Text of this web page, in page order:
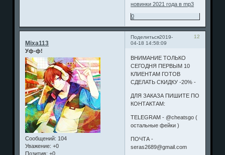
новинки 2021 года в mp3
0
Поделиться 12
2019-
04-18 14:58:09
Mixa113
Уф-ф!
Сообщений: 104
Уважение: +0
Позитив: +0
ВНИМАНИЕ ТОЛЬКО
СЕГОДНЯ ПЕРВЫМ 10
КЛИЕНТАМ ГОТОВ
СДЕЛАТЬ СКИДКУ -20% -
ДЛЯ ЗАКАЗА ПИШИТЕ ПО
КОНТАКТАМ:
TELEGRAM - @cheatsgo (
остальные фейки )
ПОЧТА -
seras2689@gmail.com